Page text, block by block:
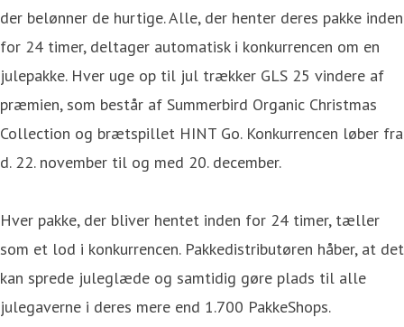
der belønner de hurtige. Alle, der henter deres pakke inden
for 24 timer, deltager automatisk i konkurrencen om en
julepakke. Hver uge op til jul trækker GLS 25 vindere af
præmien, som består af Summerbird Organic Christmas
Collection og brætspillet HINT Go. Konkurrencen løber fra
d. 22. november til og med 20. december.
Hver pakke, der bliver hentet inden for 24 timer, tæller
som et lod i konkurrencen. Pakkedistributøren håber, at det
kan sprede juleglæde og samtidig gøre plads til alle
julegaverne i deres mere end 1.700 PakkeShops.